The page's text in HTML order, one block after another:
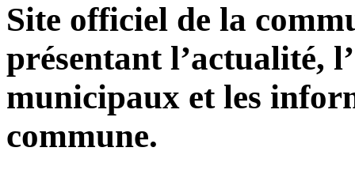
Site officiel de la
présentant l’actualité,
municipaux et les
commune.